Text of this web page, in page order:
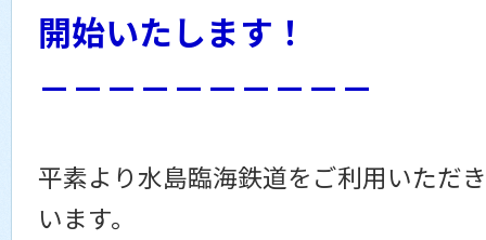
開始いたします！
－－－－－－－－－－
平素より水島臨海鉄道をご利用いただ
います。